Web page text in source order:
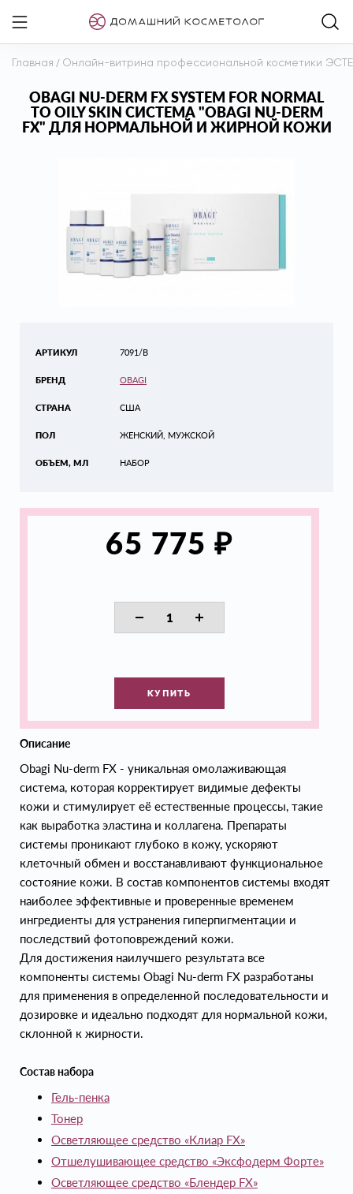
Главная / Онлайн-витрина профессиональной косметики
OBAGI NU-DERM FX SYSTEM FOR NORMAL
TO OILY SKIN СИСТЕМА "OBAGI NU-DERM
FX" ДЛЯ НОРМАЛЬНОЙ И ЖИРНОЙ КОЖИ
АРТИКУЛ
БРЕНД
СТРАНА
ПОЛ
ОБЪЕМ, МЛ
7091/B
OBAGI
США
ЖЕНСКИЙ, МУЖСКОЙ
НАБОР
65 775₽
КУПИТЬ
Описание
Obagi Nu-derm FX - уникальная омолаживающая
система, которая корректирует видимые дефекты
кожи и стимулирует её естественные процессы, такие
как выработка эластина и коллагена. Препараты
системы проникают глубоко в кожу, ускоряют
клеточный обмен и восстанавливают функциональное
состояние кожи. В состав компонентов системы входят
наиболее эффективные и проверенные временем
ингредиенты для устранения гиперпигментации и
последствий фотоповреждений кожи.
Для достижения наилучшего результата все
компоненты системы Obagi Nu-derm FX разработаны
для применения в определенной последовательности и
дозировке и идеально подходят для нормальной кожи,
склонной к жирности.
Состав набора
Гель-пенка
Тонер
Осветляющее средство «Клиар FX»
Отшелушивающее средство «Эксфодерм Форте»
Осветляющее средство «Блендер FX»